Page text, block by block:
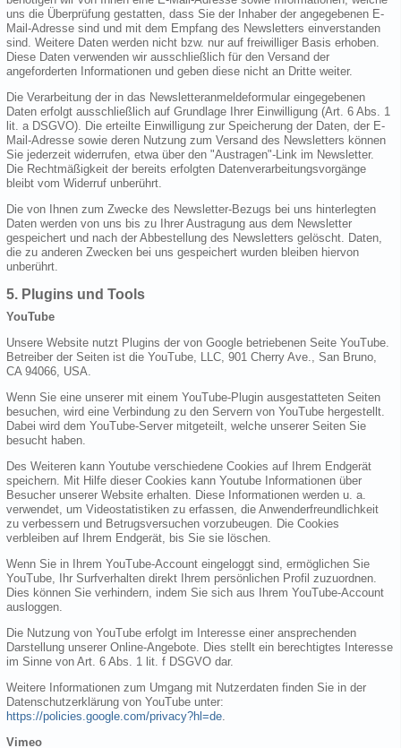
uns die Überprüfung gestatten, dass Sie der Inhaber der angegebenen E-
Mail-Adresse sind und mit dem Empfang des Newsletters einverstanden
sind. Weitere Daten werden nicht bzw. nur auf freiwilliger Basis erhoben.
Diese Daten verwenden wir ausschließlich für den Versand der
angeforderten Informationen und geben diese nicht an Dritte weiter.
Die Verarbeitung der in das Newsletteranmeldeformular eingegebenen
Daten erfolgt ausschließlich auf Grundlage Ihrer Einwilligung (Art. 6 Abs. 1
lit. a DSGVO). Die erteilte Einwilligung zur Speicherung der Daten, der E-
Mail-Adresse sowie deren Nutzung zum Versand des Newsletters können
Sie jederzeit widerrufen, etwa über den "Austragen"-Link im Newsletter.
Die Rechtmäßigkeit der bereits erfolgten Datenverarbeitungsvorgänge
bleibt vom Widerruf unberührt.
Die von Ihnen zum Zwecke des Newsletter-Bezugs bei uns hinterlegten
Daten werden von uns bis zu Ihrer Austragung aus dem Newsletter
gespeichert und nach der Abbestellung des Newsletters gelöscht. Daten,
die zu anderen Zwecken bei uns gespeichert wurden bleiben hiervon
unberührt.
5. Plugins und Tools
YouTube
Unsere Website nutzt Plugins der von Google betriebenen Seite YouTube.
Betreiber der Seiten ist die YouTube, LLC, 901 Cherry Ave., San Bruno,
CA 94066, USA.
Wenn Sie eine unserer mit einem YouTube-Plugin ausgestatteten Seiten
besuchen, wird eine Verbindung zu den Servern von YouTube hergestellt.
Dabei wird dem YouTube-Server mitgeteilt, welche unserer Seiten Sie
besucht haben.
Des Weiteren kann Youtube verschiedene Cookies auf Ihrem Endgerät
speichern. Mit Hilfe dieser Cookies kann Youtube Informationen über
Besucher unserer Website erhalten. Diese Informationen werden u. a.
verwendet, um Videostatistiken zu erfassen, die Anwenderfreundlichkeit
zu verbessern und Betrugsversuchen vorzubeugen. Die Cookies
verbleiben auf Ihrem Endgerät, bis Sie sie löschen.
Wenn Sie in Ihrem YouTube-Account eingeloggt sind, ermöglichen Sie
YouTube, Ihr Surfverhalten direkt Ihrem persönlichen Profil zuzuordnen.
Dies können Sie verhindern, indem Sie sich aus Ihrem YouTube-Account
ausloggen.
Die Nutzung von YouTube erfolgt im Interesse einer ansprechenden
Darstellung unserer Online-Angebote. Dies stellt ein berechtigtes Interesse
im Sinne von Art. 6 Abs. 1 lit. f DSGVO dar.
Weitere Informationen zum Umgang mit Nutzerdaten finden Sie in der
Datenschutzerklärung von YouTube unter:
https://policies.google.com/privacy?hl=de
Vimeo